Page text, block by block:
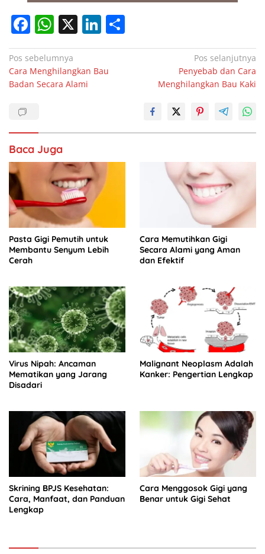
F
a
c
e
o
k
W
h
at
s
p
X Li
n
e
h
Navigasi
pos
Pos sebelumnya
Cara Menghilangkan Bau
Badan Secara Alami
Pos selanjutnya
Penyebab dan Cara
Menghilangkan Bau Kaki
Baca Juga
Pasta Gigi Pemutih untuk
Membantu Senyum Lebih
Cerah
Cara Memutihkan Gigi
Secara Alami yang Aman
dan Efektif
Virus Nipah: Ancaman
Mematikan yang Jarang
Disadari
Malignant Neoplasm Adalah
Kanker: Pengertian Lengkap
Skrining BPJS Kesehatan:
Cara, Manfaat, dan Panduan
Lengkap
Cara Menggosok Gigi yang
Benar untuk Gigi Sehat